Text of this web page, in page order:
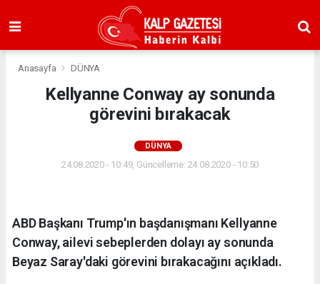
Anasayfa DÜNYA
Kellyanne Conway ay sonunda
görevini bırakacak
DÜNYA
24.08.2020 - 10:49, Güncelleme: 24.08.2020 - 10:50
ABD Başkanı Trump'ın başdanışmanı Kellyanne
Conway, ailevi sebeplerden dolayı ay sonunda
Beyaz Saray'daki görevini bırakacağını açıkladı.